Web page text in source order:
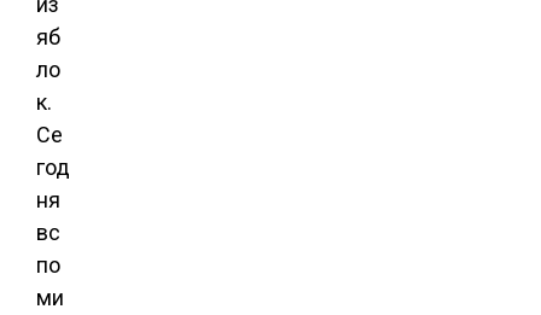
яб
ло
к.
Се
год
ня
вс
по
ми